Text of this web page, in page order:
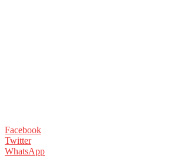
Facebook
Twitter
WhatsApp